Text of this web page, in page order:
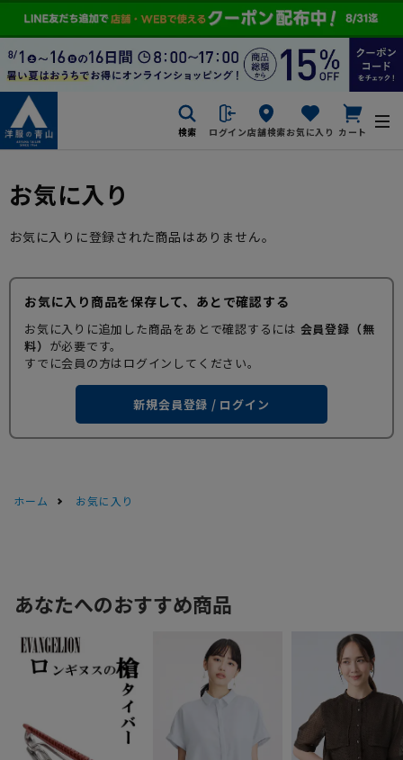
検索 ログイン店舗検索お気に入り カート
お気に入り
お気に入りに登録された商品はありません。
お気に入り商品を保存して、あとで確認する
お気に入りに追加した商品をあとで確認するには 会員登録（無
料） が必要です。
すでに会員の方はログインしてください。
新規会員登録 / ログイン
ホーム お気に入り